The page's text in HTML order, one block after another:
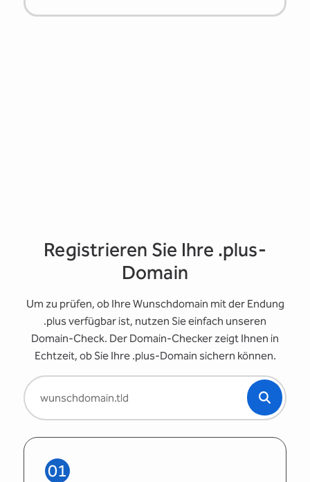
Registrieren Sie Ihre .plus-
Domain
Um zu prüfen, ob Ihre Wunschdomain mit der Endung
.plus verfügbar ist, nutzen Sie einfach unseren
Domain-Check. Der Domain-Checker zeigt Ihnen in
Echtzeit, ob Sie Ihre .plus-Domain sichern können.
01